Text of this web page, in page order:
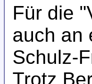
Für die
auch an
Schulz-
Trotz